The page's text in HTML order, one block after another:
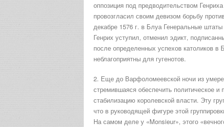
оппозиция под предводительством
провозгласил своим девизом борьбу
декабре 1576 г. в Блуа Генеральные штаты
Генрих уступил, отменил эдикт,
после определенных успехов католиков
неблагоприятны для гугенотов.
2. Еще до Варфоломеевской ночи из
стремившаяся обеспечить политическое
стабилизацию королевской власти. Эту
что в руководящей фигуре этой
На самом деле у «Monsieur», этого